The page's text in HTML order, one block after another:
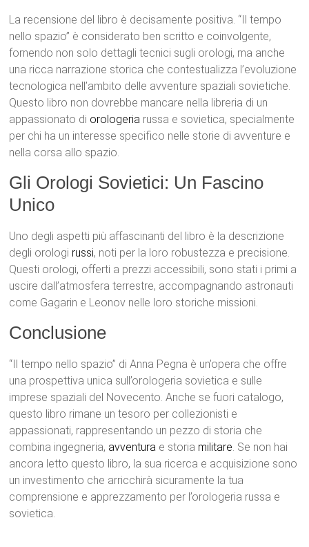
La recensione del libro è decisamente positiva. “Il tempo
nello spazio” è considerato ben scritto e coinvolgente,
fornendo non solo dettagli tecnici sugli orologi, ma anche
una ricca narrazione storica che contestualizza l’evoluzione
tecnologica nell’ambito delle avventure spaziali sovietiche.
Questo libro non dovrebbe mancare nella libreria di un
appassionato di orologeria russa e sovietica, specialmente
per chi ha un interesse specifico nelle storie di avventure e
nella corsa allo spazio.
Gli Orologi Sovietici: Un Fascino
Unico
Uno degli aspetti più affascinanti del libro è la descrizione
degli orologi russi, noti per la loro robustezza e precisione.
Questi orologi, offerti a prezzi accessibili, sono stati i primi a
uscire dall’atmosfera terrestre, accompagnando astronauti
come Gagarin e Leonov nelle loro storiche missioni.
Conclusione
“Il tempo nello spazio” di Anna Pegna è un’opera che offre
una prospettiva unica sull’orologeria sovietica e sulle
imprese spaziali del Novecento. Anche se fuori catalogo,
questo libro rimane un tesoro per collezionisti e
appassionati, rappresentando un pezzo di storia che
combina ingegneria, avventura e storia militare. Se non hai
ancora letto questo libro, la sua ricerca e acquisizione sono
un investimento che arricchirà sicuramente la tua
comprensione e apprezzamento per l’orologeria russa e
sovietica.